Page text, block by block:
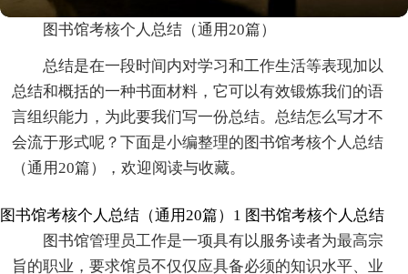
图书馆考核个人总结（通用20篇）
总结是在一段时间内对学习和工作生活等表现加以
总结和概括的一种书面材料，它可以有效锻炼我们的语
言组织能力，为此要我们写一份总结。总结怎么写才不
会流于形式呢？下面是小编整理的图书馆考核个人总结
（通用20篇），欢迎阅读与收藏。
图书馆考核个人总结（通用20篇）1
图书馆管理员工作是一项具有以服务读者为最高宗
旨的职业，要求馆员不仅仅应具备必须的知识水平、业
图书馆考核个人总结